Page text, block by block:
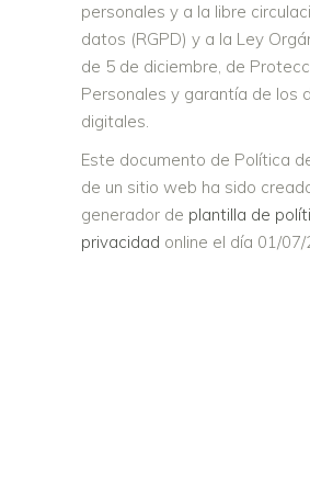
personales y a la libre
datos (RGPD) y a la Ley
de 5 de diciembre, de
Personales y garantía de los
digitales.
Este documento de Política
de un sitio web ha sido
generador de plantilla de
privacidad online el día 01/07/